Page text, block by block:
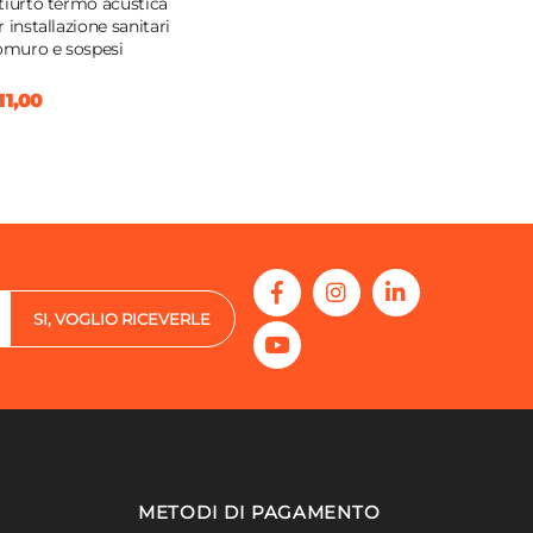
installazione sanitari
e sospesi
SI, VOGLIO RICEVERLE
METODI DI PAGAMENTO